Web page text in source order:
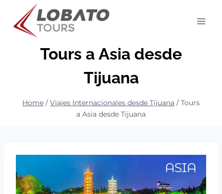
content
Tours a Asia desde
Tijuana
Home / Viajes Internacionales desde Tijuana / Tours
a Asia desde Tijuana